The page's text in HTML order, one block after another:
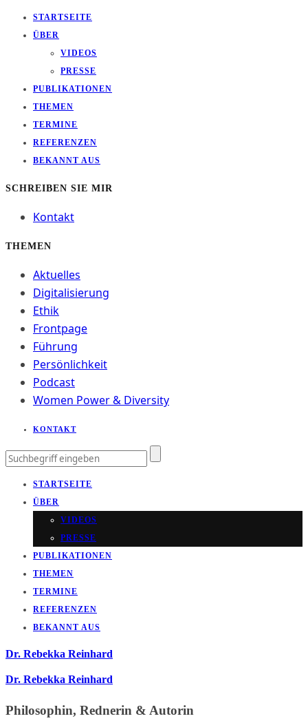
STARTSEITE
ÜBER
VIDEOS
PRESSE
PUBLIKATIONEN
THEMEN
TERMINE
REFERENZEN
BEKANNT AUS
SCHREIBEN SIE MIR
Kontakt
THEMEN
Aktuelles
Digitalisierung
Ethik
Frontpage
Führung
Persönlichkeit
Podcast
Women Power & Diversity
KONTAKT
STARTSEITE
ÜBER
VIDEOS
PRESSE
PUBLIKATIONEN
THEMEN
TERMINE
REFERENZEN
BEKANNT AUS
Dr. Rebekka Reinhard
Dr. Rebekka Reinhard
Philosophin, Rednerin & Autorin